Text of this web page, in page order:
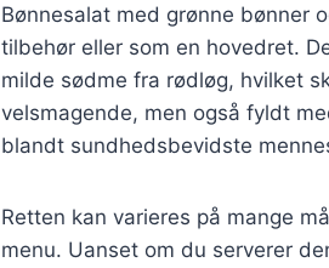
Bønnesalat med grønne bønner
tilbehør eller som en hovedret.
milde sødme fra rødløg, hvilket
velsmagende, men også fyldt
blandt sundhedsbevidste
Retten kan varieres på mange
menu. Uanset om du serverer